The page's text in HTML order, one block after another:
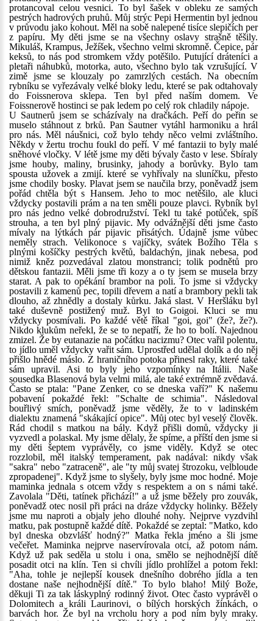
protancoval celou vesnici. To byl šašek v obleku ze samých
pestrých hadrových pruhů. Můj strýc Pepi Hermentin byl jednou
v průvodu jako kohout. Měl na sobě nalepené tisíce slepičích per
z papíru. My děti jsme se na všechny oslavy strašně těšily.
Mikuláš, Krampus, Ježíšek, všechno velmi skromně. Čepice, pár
keksů, to nás pod stromkem vždy potěšilo. Putující dráteníci a
pletaři náhubků, motorka, auto, všechno bylo tak vzrušující. V
zimě jsme se klouzaly po zamrzlých cestách. Na obecním
rybníku se vyřezávaly velké bloky ledu, které se pak odtahovaly
do Foissnerova sklepa. Ten byl před naším domem. Ve
Foissnerově hostinci se pak ledem po celý rok chladily nápoje.
U Sautnerů jsem se scházívaly na dračkách. Peří do peřin se
muselo stáhnout z brků. Pan Sautner vytáhl harmoniku a hrál
pro nás. Měl náušnici, což bylo tehdy něco velmi zvláštního.
Někdy v žertu trochu foukl do peří. V mé fantazii to byly malé
sněhové vločky. V létě jsme my děti bývaly často v lese. Sbíraly
jsme houby, maliny, brusinky, jahody a borůvky. Bylo tam
spousta užovek a zmijí. které se vyhřívaly na sluníčku, přesto
jsme chodily bosky. Plavat jsem se naučila brzy, poněvadž jsem
pořád chtěla být s Hansem. Jeho to moc netěšilo, ale kluci
vždycky postavili prám a na ten směli pouze plavci. Rybník byl
pro nás jedno velké dobrodružství. Tekl tu také potůček, spíš
strouha, a ten byl plný pijavic. My odvážnější děti jsme často
mívaly na lýtkách pár pijavic přisátých. Údajně jsme vůbec
neměly strach. Velikonoce s vajíčky, svátek Božího Těla s
plnými košíčky pestrých květů, baldachýn, jinak nebesa, pod
nimiž kněz pozvedával zlatou monstranci; tolik podnětů pro
dětskou fantazii. Měli jsme tři kozy a o ty jsem se musela brzy
starat. A pak to opékání brambor na poli. To jsme si vždycky
postavili z kamenů pec, topili dřevem a natí a brambory pekli tak
dlouho, až zhnědly a dostaly kůrku. Jaká slast. V Heršláku byl
také duševně postižený muž. Byl to Goigoi. Kluci se mu
vždycky posmívali. Po každé větě říkal "goi, goi" (že?, že?).
Nikdo klukům neřekl, že se to nepatří, že ho to bolí. Najednou
zmizel. Že by eutanazie na počátku nacizmu? Otec vařil polentu,
to jídlo uměl vždycky vařit sám. Uprostřed udělal dolík a do něj
přišlo hnědé máslo. Z hraničního potoka přinesl raky, které také
sám upravil. Asi to byly jeho vzpomínky na Itálii. Naše
sousedka Blasenová byla velmi milá, ale také extrémně zvědavá.
Často se ptala: "Pane Zenker, co se dneska vaří?" K našemu
pobavení pokaždé řekl: "Schalte de schimia". Následoval
bouřlivý smích, poněvadž jsme věděly, že to v ladinském
dialektu znamená "skákající opice". Můj otec byl veselý člověk.
Rád chodil s matkou na bály. Když přišli domů, vždycky ji
vyzvedl a polaskal. My jsme dělaly, že spíme, a příští den jsme si
my děti šeptem vyprávěly, co jsme viděly. Když se otec
rozzlobil, měl italský temperament, pak nadával: nikdy však
"sakra" nebo "zatraceně", ale "ty můj svatej štrozoku, velbloude
zpropadenej". Když jsme to slyšely, byly jsme moc hodné. Moje
maminka jednala s otcem vždy s respektem a on s námi také.
Zavolala "Děti, tatínek přichází!" a už jsme běžely pro zouvák,
poněvadž otec nosil při práci na dráze vždycky holinky. Běžely
jsme mu naproti a objaly jeho dlouhé nohy. Nejprve vyzdvihl
matku, pak postupně každé dítě. Pokaždé se zeptal: "Matko, kdo
byl dneska obzvlášť hodný?" Matka řekla jméno a šli jsme
večeřet. Maminka nejprve naservírovala otci, až potom nám.
Když už pak seděla u stolu i ona, smělo se nejhodnější dítě
posadit otci na klín. Ten si chvíli jídlo prohlížel a potom řekl:
"Aha, tohle je nejlepší kousek dnešního dobrého jídla a ten
dostane naše nejhodnější dítě." To bylo blaho! Milý Bože,
děkuji Ti za tak láskyplný rodinný život. Otec často vyprávěl o
Dolomitech a králi Laurinovi, o bílých horských žínkách, o
barvách hor. Že byl na vrcholu hory a pod ním byly mraky.